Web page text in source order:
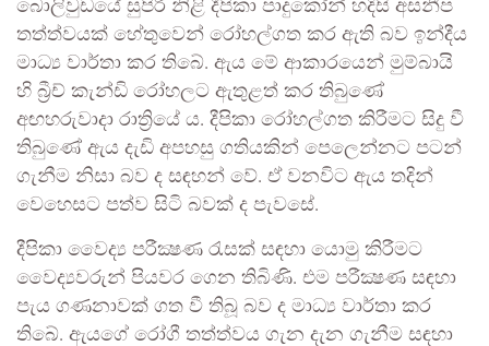
බොලිවුඩයේ සුපිරි නිළි දීපිකා පාදුකෝන් හදිසි අසනීප
තත්ත්වයක් හේතුවෙන් රෝහල්ගත කර ඇති බව ඉන්දීය
මාධ්‍ය වාර්තා කර තිබේ. ඇය මේ ආකාරයෙන් මුම්බායි
හි බ්‍රීච් කැන්ඩි රෝහලට ඇතුළත් කර තිබුණේ
අඟහරුවාදා රාත්‍රියේ ය. දීපිකා රෝහල්ගත කිරීමට සිදු වී
තිබුණේ ඇය දැඩි අපහසු ගතියකින් පෙලෙන්නට පටන්
ගැනීම නිසා බව ද සඳහන් වේ. ඒ වනවිට ඇය තදින්
වෙහෙසට පත්ව සිටි බවක් ද පැවසේ.
දීපිකා වෛද්‍ය පරීක්‍ෂණ රැසක් සඳහා යොමු කිරීමට
වෛද්‍යවරුන් පියවර ගෙන තිබිණි. එම පරීක්‍ෂණ සඳහා
පැය ගණනාවක් ගත වී තිබූ බව ද මාධ්‍ය වාර්තා කර
තිබේ. ඇයගේ රෝගී තත්ත්වය ගැන දැන ගැනීම සඳහා